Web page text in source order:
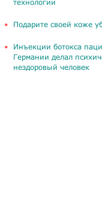
технологии
Подарите своей коже
Инъекции ботокса
Германии делал
нездоровый человек